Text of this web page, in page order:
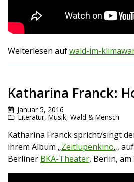
Weiterlesen aufwald-im-
Katharina Franck:
Januar 5, 2016
Literatur, Musik, Wald & Mensch
Katharina Franck spricht/singt
ihrem Album „Zeitlupenkino„,
Berliner BKA-Theater, Berlin, am